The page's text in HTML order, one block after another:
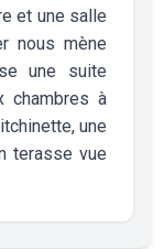
et une salle
nous mène
une suite
chambres à
une
terasse vue